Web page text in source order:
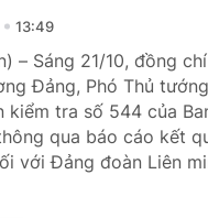
13:49
– Sáng 21/10, đồng
Đảng, Phó Thủ
kiểm tra số 544 của
qua báo cáo kết
với Đảng đoàn Liên